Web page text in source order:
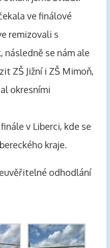
ve finálové
remizovali s
následně se nám ale
ZŠ Jižní i ZŠ Mimoň,
okresními
v Liberci, kde se
kraje.
odhodlání